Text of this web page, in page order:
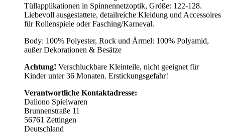
Tüllapplikationen in Spinnennetzoptik, Größe: 122-128.
Liebevoll ausgestattete, detailreiche Kleidung und Accessoires
für Rollenspiele oder Fasching/Karneval.
Body: 100% Polyester, Rock und Ärmel: 100% Polyamid,
außer Dekorationen & Besätze
Achtung! Verschluckbare Kleinteile, nicht geeignet für
Kinder unter 36 Monaten. Erstickungsgefahr!
Verantwortliche Kontaktadresse:
Daliono Spielwaren
Brunnenstraße 11
56761 Zettingen
Deutschland